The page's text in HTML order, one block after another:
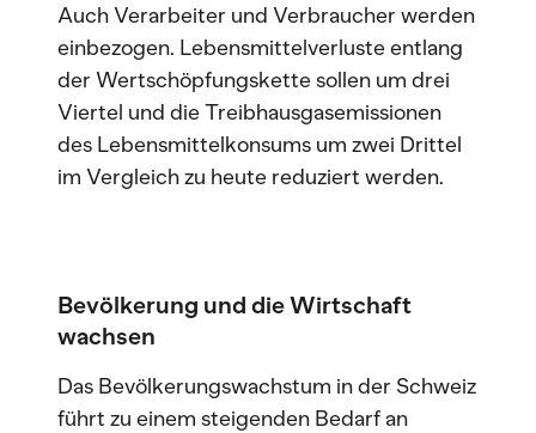
Auch Verarbeiter und Verbraucher werden
einbezogen. Lebensmittelverluste entlang
der Wertschöpfungskette sollen um drei
Viertel und die Treibhausgasemissionen
des Lebensmittelkonsums um zwei Drittel
im Vergleich zu heute reduziert werden.
Bevölkerung und die Wirtschaft
wachsen
Das Bevölkerungswachstum in der Schweiz
führt zu einem steigenden Bedarf an